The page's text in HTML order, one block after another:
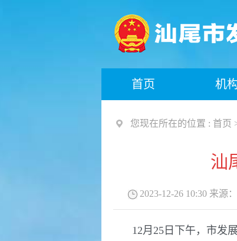
首页 机
您现在所在的位置 : 首页
汕
2023-12-26 10:30 来源：
12月25日下午，市发